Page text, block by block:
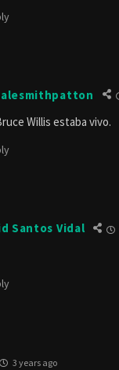
Willis estaba vivo.
Santos Vidal
3 years ago